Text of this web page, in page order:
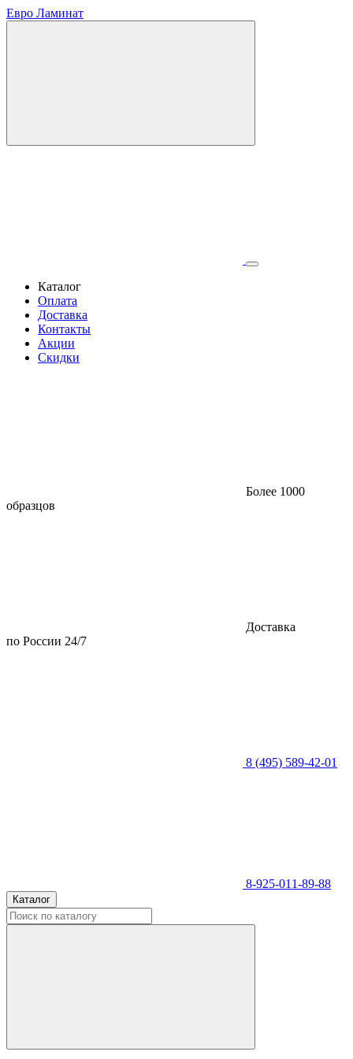
Евро Ламинат
Каталог
Оплата
Доставка
Контакты
Акции
Скидки
Более 1000
образцов
Доставка
по России 24/7
8 (495) 589-42-01
8-925-011-89-88
Каталог